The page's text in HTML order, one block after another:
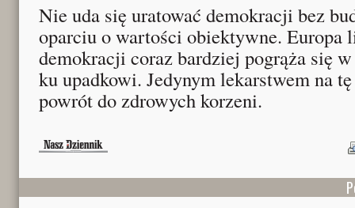
Nie uda się uratować demokracji bez
oparciu o wartości obiektywne. Europa
demokracji coraz bardziej pogrąża się
ku upadkowi. Jedynym lekarstwem na
powrót do zdrowych korzeni.